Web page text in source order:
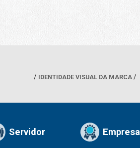
IDENTIDADE VISUAL DA MARCA
Servidor Empresa